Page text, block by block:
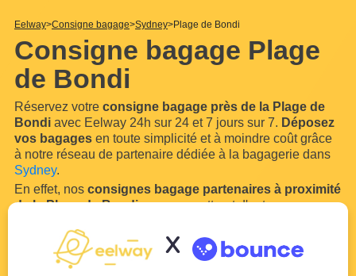
Eelway Consigne bagage Sydney Plage de Bondi
Consigne bagage Plage
de Bondi
Réservez votre consigne bagage près de la Plage de
Bondi avec Eelway 24h sur 24 et 7 jours sur 7. Déposez
vos bagages en toute simplicité et à moindre coût grâce
à notre réseau de partenaire dédiée à la bagagerie dans
Sydney.
En effet, nos consignes bagage partenaires à proximité
de la Plage de Bondivous permettront d'entreposer vos
idéalement situés près
de la Plage de Bondi
pourrez ainsi profiter sereinement de votre visite de
Lire plus
X